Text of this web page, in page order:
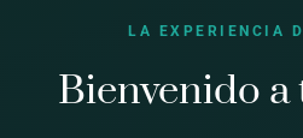
LA EXPERIENCIA
Bienvenido a